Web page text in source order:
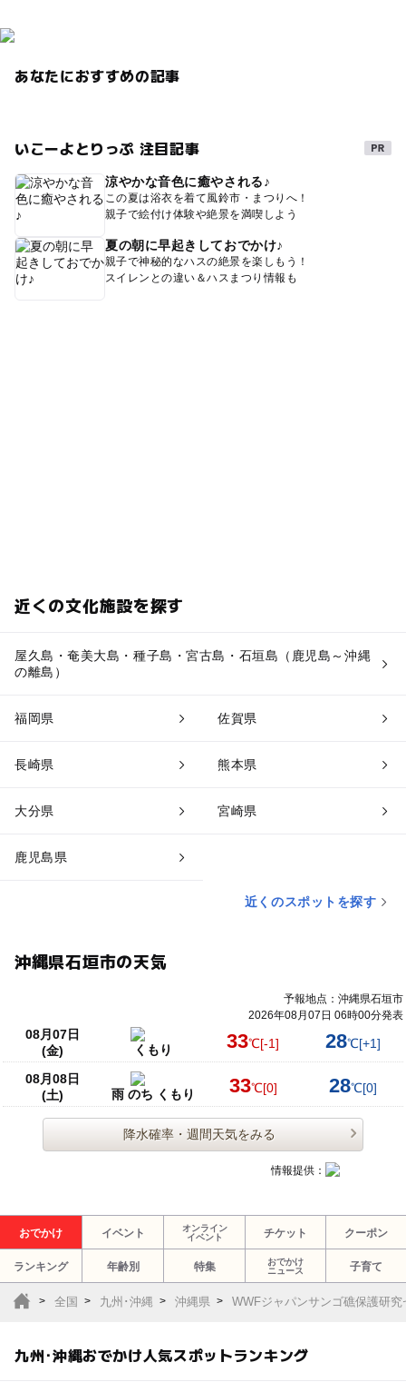
あなたにおすすめの記事
いこーよとりっぷ 注目記事
涼やかな音色に癒やされる♪
この夏は浴衣を着て風鈴市・まつりへ！
親子で絵付け体験や絶景を満喫しよう
夏の朝に早起きしておでかけ♪
親子で神秘的なハスの絶景を楽しもう！
スイレンとの違い＆ハスまつり情報も
近くの文化施設を探す
屋久島・奄美大島・種子島・宮古島・石垣島（鹿児島～沖縄
の離島）
福岡県 佐賀県
長崎県 熊本県
大分県 宮崎県
鹿児島県
近くのスポットを探す
沖縄県石垣市の天気
予報地点：沖縄県石垣市
2026年08月07日 06時00分発表
08月07日
(金)
くもり 33℃[-1] 28℃[+1]
08月08日
(土)
雨 のち くもり 33℃[0] 28℃[0]
降水確率・週間天気をみる
情報提供：
おでかけ イベント
オンライン
イベント
チケット クーポン
ランキング 年齢別 特集
おでかけ
ニュース
子育て
全国 九州･沖縄 沖縄県 WWFジャパンサンゴ礁保護研
九州･沖縄おでかけ人気スポットランキング